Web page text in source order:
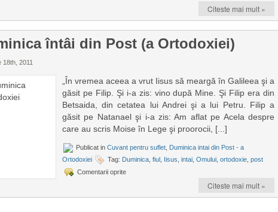
Citeste mai mult »
întâi din Post (a Ortodoxiei)
18th, 2011
„În vremea aceea a vrut Iisus să meargă în Galileea şi a
găsit pe Filip. Şi i-a zis: vino după Mine. Şi Filip era din
Betsaida, din cetatea lui Andrei şi a lui Petru. Filip a
găsit pe Natanael şi i-a zis: Am aflat pe Acela despre
care au scris Moise în Lege şi proorocii, [...]
Publicat in Cuvant pentru suflet Duminica intai din Post - a
Ortodoxiei
Tag: Duminica fiul Iisus intai Omului ortodoxie post
Comentarii oprite
Citeste mai mult »